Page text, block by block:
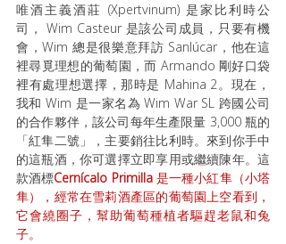
唯酒主義酒莊 (Xpertvinum) 是家比利時公
司， Wim Casteur 是該公司成員，只要有機
會，Wim 總是很樂意拜訪 Sanlúcar，他在這
裡尋覓理想的葡萄園，而 Armando 剛好口袋
裡有處理想選擇，那時是 Mahina 2。現在，
我和 Wim 是一家名為 Wim War SL 跨國公司
的合作夥伴，該公司每年生產限量 3,000 瓶的
「紅隼二號」，主要銷往比利時。來到你手中
的這瓶酒，你可選擇立即享用或繼續陳年。這
款酒標Cernícalo Primilla 是一種小紅隼（小塔
隼），經常在雪莉酒產區的葡萄園上空看到，
它會繞圈子，幫助葡萄種植者驅趕老鼠和兔
子。